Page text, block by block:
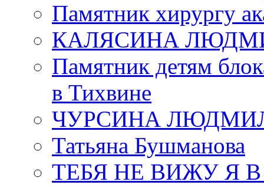
Памятник хирургу
КАЛЯСИНА
Памятник детям
в Тихвине
ЧУРСИНА
Татьяна Бушманова
ТЕБЯ НЕ ВИЖУ Я